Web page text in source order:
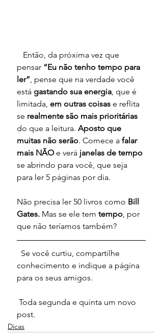
pensar “Eu não tenho tempo para
ler”, pense que na verdade você
está gastando sua energia, que é
limitada, em outras coisas e reflita
se realmente são mais prioritárias
do que a leitura. Aposto que
muitas não serão. Comece a falar
mais NÃO e verá janelas de tempo
se abrindo para você, que seja
para ler 5 páginas por dia.
Não precisa ler 50 livros como Bill
Gates. Mas se ele tem tempo, por
que não teríamos também?
conhecimento e indique a página
para os seus amigos.
post.
Dicas